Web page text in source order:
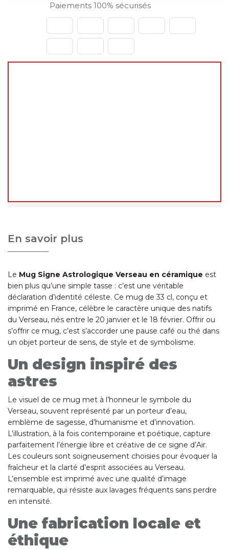
Paiements 100% sécurisés
En savoir plus
Le Mug Signe Astrologique Verseau en céramique est
bien plus qu’une simple tasse : c’est une véritable
déclaration d’identité céleste. Ce mug de 33 cl, conçu et
imprimé en France, célèbre le caractère unique des natifs
du Verseau, nés entre le 20 janvier et le 18 février. Offrir ou
s’offrir ce mug, c’est s’accorder une pause café ou thé dans
un objet porteur de sens, de style et de symbolisme.
Un design inspiré des
astres
Le visuel de ce mug met à l’honneur le symbole du
Verseau, souvent représenté par un porteur d’eau,
emblème de sagesse, d’humanisme et d’innovation.
L’illustration, à la fois contemporaine et poétique, capture
parfaitement l’énergie libre et créative de ce signe d’Air.
Les couleurs sont soigneusement choisies pour évoquer la
fraîcheur et la clarté d’esprit associées au Verseau.
L’ensemble est imprimé avec une qualité d’image
remarquable, qui résiste aux lavages fréquents sans perdre
en intensité.
Une fabrication locale et
éthique